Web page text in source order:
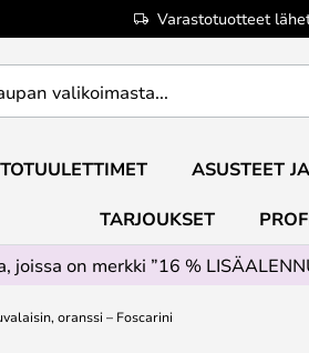
Varastotuotteet
ASUSTEET
TARJOUKSET
joissa on merkki ”16 %
oranssi – Foscarini